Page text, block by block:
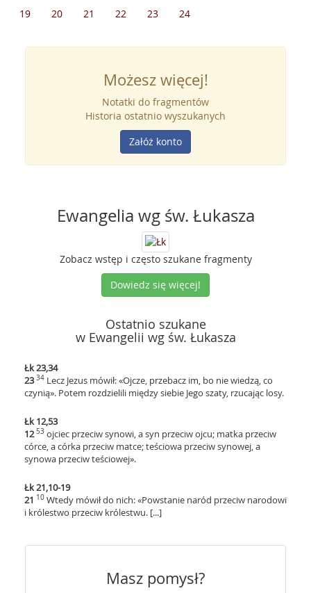
19
20 21 22 23 24
Możesz więcej!
Notatki do fragmentów
Historia ostatnio wyszukanych
Załóż konto
Ewangelia wg św. Łukasza
Zobacz wstęp i często szukane fragmenty
Dowiedz się więcej!
Ostatnio szukane
w Ewangelii wg św. Łukasza
Łk 23,34
23 34 Lecz Jezus mówił: «Ojcze, przebacz im, bo nie wiedzą, co
czynią». Potem rozdzielili między siebie Jego szaty, rzucając losy.
Łk 12,53
12 53 ojciec przeciw synowi, a syn przeciw ojcu; matka przeciw
córce, a córka przeciw matce; teściowa przeciw synowej, a
synowa przeciw teściowej».
Łk 21,10-19
21 10 Wtedy mówił do nich: «Powstanie naród przeciw narodowi
i królestwo przeciw królestwu. [...]
Masz pomysł?